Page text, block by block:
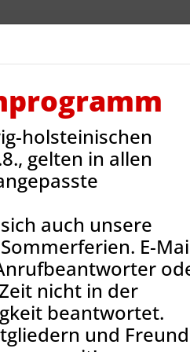
C- und D-Jugend gesucht
holsteinischen
gelten in allen
auch unsere
E-
nicht in der
beantwortet.
und